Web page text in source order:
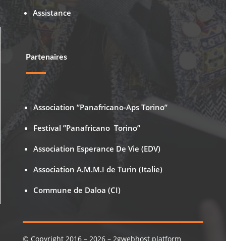
Assistance
Partenaires
Association ”Panafricano-Aps Torino”
Festival ”Panafricano Torino”
Association Esperance De Vie (EDV)
Association A.M.M.I de Turin (Italie)
Commune de Daloa (CI)
© Copyright 2016 – 2026 – 2gwebhost platform